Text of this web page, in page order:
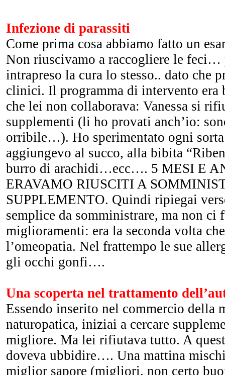
Infezione di parassiti
Come prima cosa abbiamo fatto un
Non riuscivamo a raccogliere le feci…
intrapreso la cura lo stesso.. dato che
clinici. Il programma di intervento
che lei non collaborava: Vanessa si
supplementi (li ho provati anch’io:
orribile…). Ho sperimentato ogni
aggiungevo al succo, alla bibita
burro di arachidi…ecc…. 5 MESI E
ERAVAMO RIUSCITI A
SUPPLEMENTO. Quindi ripiegai
semplice da somministrare, ma non ci
miglioramenti: era la seconda volta
l’omeopatia. Nel frattempo le sue
gli occhi gonfi….
Una scoperta nel trattamento
Essendo inserito nel commercio della
naturopatica, iniziai a cercare
migliore. Ma lei rifiutava tutto. A
doveva ubbidire…. Una mattina
miglior sapore (migliori, non certo